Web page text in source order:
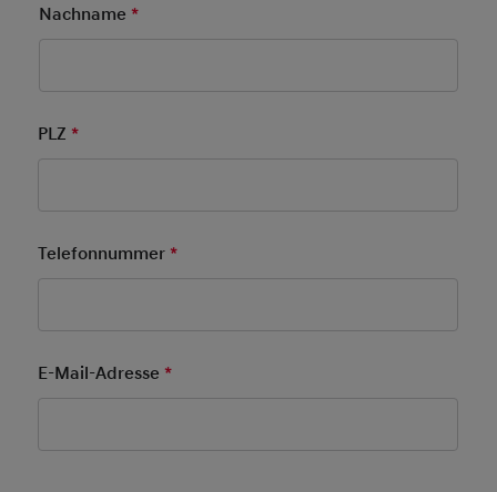
Nachname *Pflichtfeld
PLZ*
Telefonnummer*
E-Mail-Adresse*